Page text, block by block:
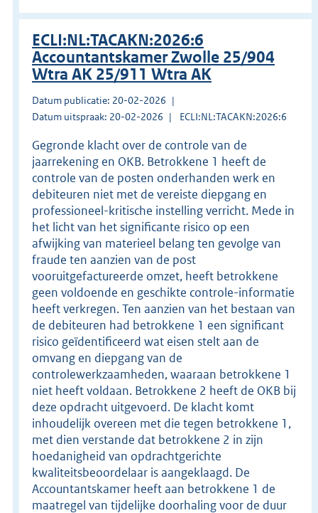
ECLI:NL:TACAKN:2026:6
Accountantskamer Zwolle 25/904
Wtra AK 25/911 Wtra AK
Datum publicatie: 20-02-2026
Datum uitspraak: 20-02-2026
ECLI:NL:TACAKN:2026:6
Gegronde klacht over de controle van de
jaarrekening en OKB. Betrokkene 1 heeft de
controle van de posten onderhanden werk en
debiteuren niet met de vereiste diepgang en
professioneel-kritische instelling verricht. Mede in
het licht van het significante risico op een
afwijking van materieel belang ten gevolge van
fraude ten aanzien van de post
vooruitgefactureerde omzet, heeft betrokkene
geen voldoende en geschikte controle-informatie
heeft verkregen. Ten aanzien van het bestaan van
de debiteuren had betrokkene 1 een significant
risico geïdentificeerd wat eisen stelt aan de
omvang en diepgang van de
controlewerkzaamheden, waaraan betrokkene 1
niet heeft voldaan. Betrokkene 2 heeft de OKB bij
deze opdracht uitgevoerd. De klacht komt
inhoudelijk overeen met die tegen betrokkene 1,
met dien verstande dat betrokkene 2 in zijn
hoedanigheid van opdrachtgerichte
kwaliteitsbeoordelaar is aangeklaagd. De
Accountantskamer heeft aan betrokkene 1 de
maatregel van tijdelijke doorhaling voor de duur